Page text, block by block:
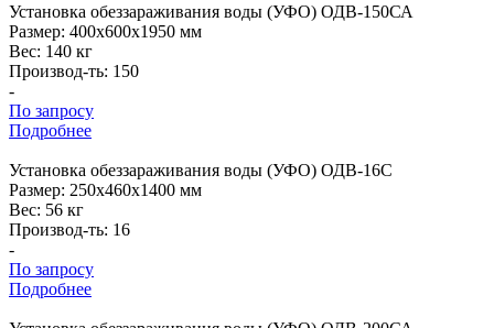
Установка обеззараживания воды (УФО) ОДВ-150СА
Размер: 400x600x1950 мм
Вес: 140 кг
Производ-ть: 150
-
По запросу
Подробнее
Установка обеззараживания воды (УФО) ОДВ-16С
Размер: 250x460x1400 мм
Вес: 56 кг
Производ-ть: 16
-
По запросу
Подробнее